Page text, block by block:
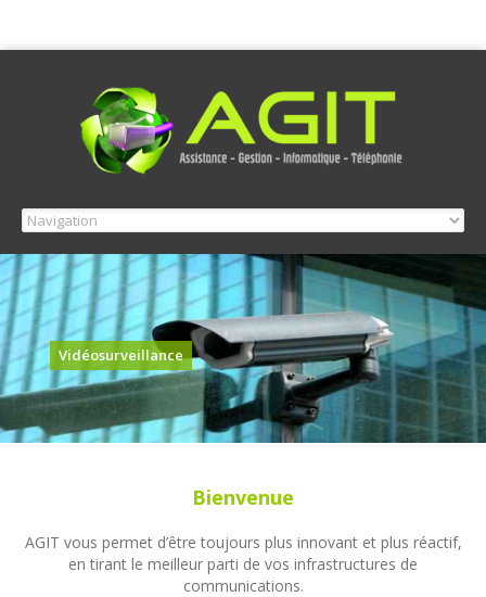
Vidéosurveillance
Bienvenue
AGIT vous permet d’être toujours plus innovant et plus réactif,
en tirant le meilleur parti de vos infrastructures de
communications.